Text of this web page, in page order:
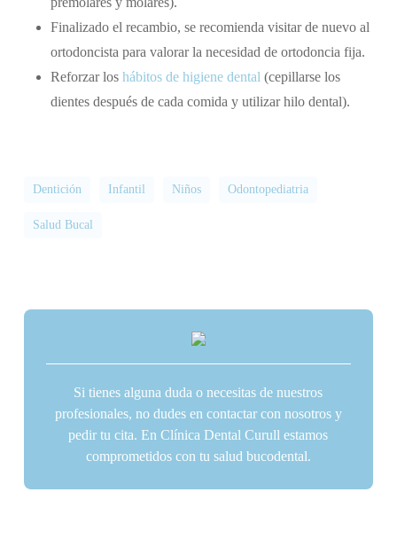
Finalizado el recambio, se recomienda visitar de nuevo al
ortodoncista para valorar la necesidad de ortodoncia fija.
Reforzar los hábitos de higiene dental (cepillarse los
dientes después de cada comida y utilizar hilo dental).
Dentición Infantil Niños Odontopediatria
Salud Bucal
Si tienes alguna duda o necesitas de nuestros
profesionales, no dudes en contactar con nosotros y
pedir tu cita. En Clínica Dental Curull estamos
comprometidos con tu salud bucodental.